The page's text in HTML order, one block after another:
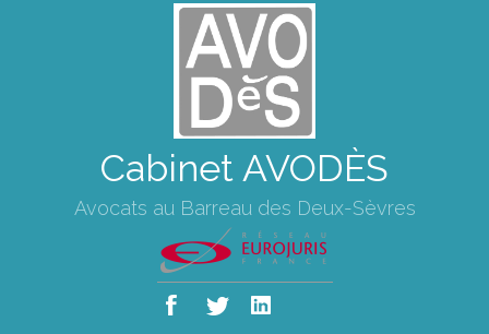
Cabinet AVODÈS
Avocats au Barreau des Deux-Sèvres